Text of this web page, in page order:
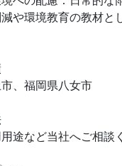
や環境教育の教材と
、福岡県八女市
途など当社へご相談